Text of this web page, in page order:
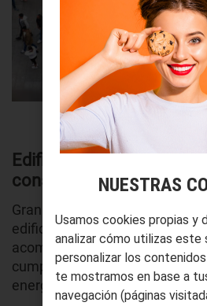
Edificación y
consumo
Gran parte de la energía
edificios. El crecimiento de las
acompañado denuevas
cumplen criterios de
energético.
NUESTRAS
Usamos cookies propias y
analizar cómo utilizas este
personalizar los
te mostramos en base a
navegación (páginas